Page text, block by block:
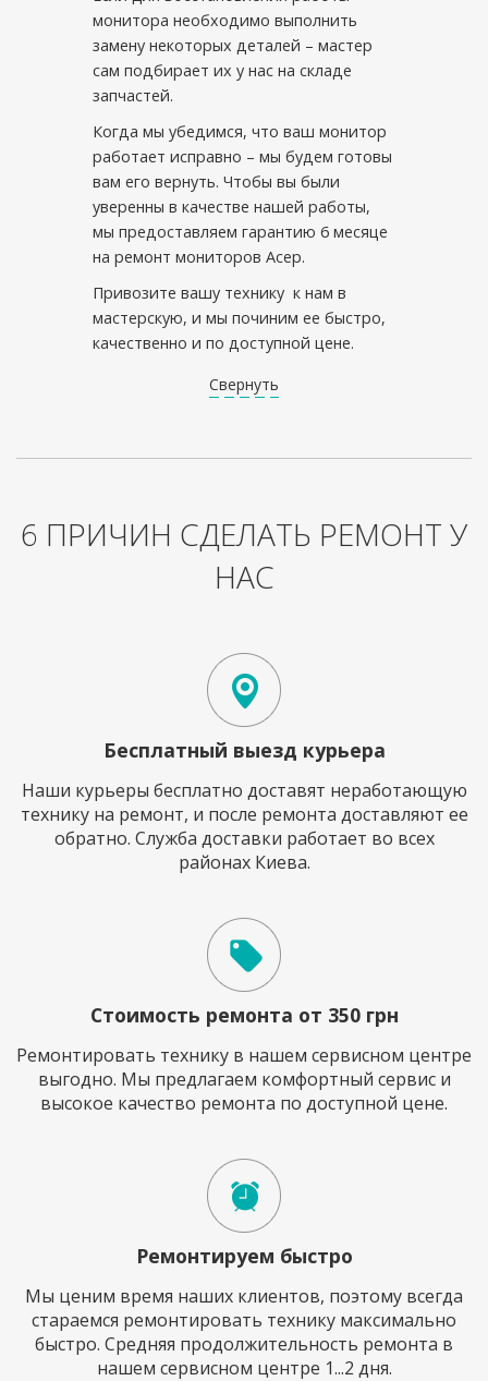
монитора необходимо выполнить
замену некоторых деталей – мастер
сам подбирает их у нас на складе
запчастей.
Когда мы убедимся, что ваш монитор
работает исправно – мы будем готовы
вам его вернуть. Чтобы вы были
уверенны в качестве нашей работы,
мы предоставляем гарантию 6 месяце
на ремонт мониторов Асер.
Привозите вашу технику к нам в
мастерскую, и мы починим ее быстро,
качественно и по доступной цене.
Свернуть
6 ПРИЧИН СДЕЛАТЬ РЕМОНТ У
НАС
Бесплатный выезд курьера
Наши курьеры бесплатно доставят неработающую
технику на ремонт, и после ремонта доставляют ее
обратно. Служба доставки работает во всех
районах Киева.
Стоимость ремонта от 350 грн
Ремонтировать технику в нашем сервисном центре
выгодно. Мы предлагаем комфортный сервис и
высокое качество ремонта по доступной цене.
Ремонтируем быстро
Мы ценим время наших клиентов, поэтому всегда
стараемся ремонтировать технику максимально
быстро. Средняя продолжительность ремонта в
нашем сервисном центре 1...2 дня.